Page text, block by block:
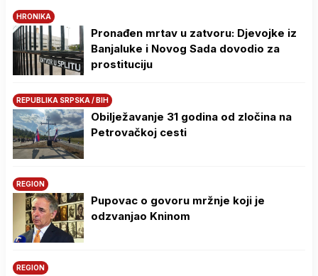
HRONIKA
Pronađen mrtav u zatvoru: Djevojke iz
Banjaluke i Novog Sada dovodio za
prostituciju
REPUBLIKA SRPSKA / BIH
Obilježavanje 31 godina od zločina na
Petrovačkoj cesti
REGION
Pupovac o govoru mržnje koji je
odzvanjao Kninom
REGION